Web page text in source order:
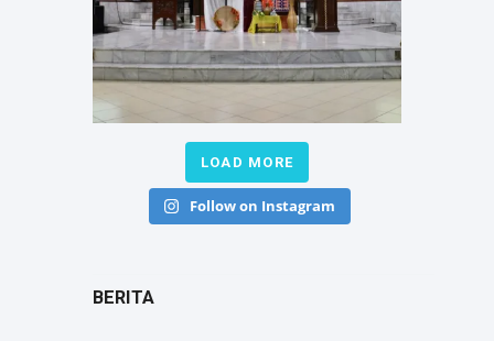
LOAD MORE
Follow on Instagram
BERITA